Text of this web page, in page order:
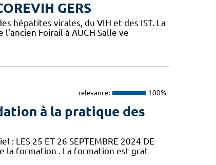
GERS
hépatites virales, du VIH et des IST. La
Foirail à AUCH Salle ve
relevance: 100%
à la pratique des
LES 25 ET 26 SEPTEMBRE 2024 DE
la formation . La formation est grat